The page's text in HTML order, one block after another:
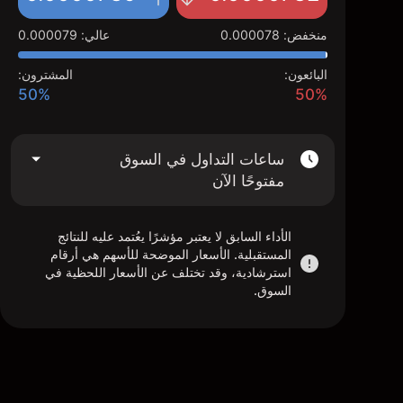
منخفض:
0.000078 عالي:
0.000079
البائعون:
50%
المشترون:
50%
ساعات التداول في السوق
مفتوحًا الآن
الأداء السابق لا يعتبر مؤشرًا يعُتمد عليه للنتائج
المستقبلية. الأسعار الموضحة للأسهم هي أرقام
استرشادية، وقد تختلف عن الأسعار اللحظية في
السوق.